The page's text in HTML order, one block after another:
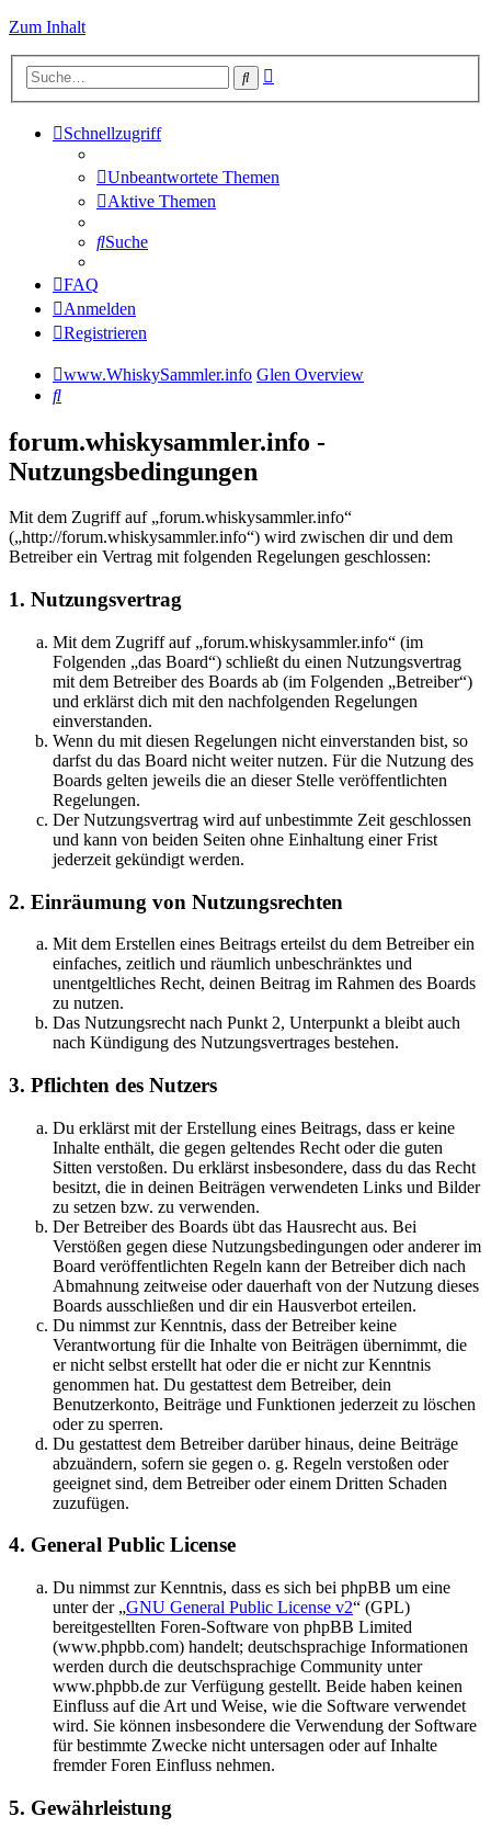
Zum Inhalt
Suche
Schnellzugriff
Unbeantwortete Themen
Aktive Themen
Suche
FAQ
Anmelden
Registrieren
www.WhiskySammler.info Glen Overview
Suche
forum.whiskysammler.info -
Nutzungsbedingungen
Mit dem Zugriff auf „forum.whiskysammler.info“
(„http://forum.whiskysammler.info“) wird zwischen dir und dem
Betreiber ein Vertrag mit folgenden Regelungen geschlossen:
1. Nutzungsvertrag
Mit dem Zugriff auf „forum.whiskysammler.info“ (im
Folgenden „das Board“) schließt du einen Nutzungsvertrag
mit dem Betreiber des Boards ab (im Folgenden „Betreiber“)
und erklärst dich mit den nachfolgenden Regelungen
einverstanden.
Wenn du mit diesen Regelungen nicht einverstanden bist, so
darfst du das Board nicht weiter nutzen. Für die Nutzung des
Boards gelten jeweils die an dieser Stelle veröffentlichten
Regelungen.
Der Nutzungsvertrag wird auf unbestimmte Zeit geschlossen
und kann von beiden Seiten ohne Einhaltung einer Frist
jederzeit gekündigt werden.
2. Einräumung von Nutzungsrechten
Mit dem Erstellen eines Beitrags erteilst du dem Betreiber ein
einfaches, zeitlich und räumlich unbeschränktes und
unentgeltliches Recht, deinen Beitrag im Rahmen des Boards
zu nutzen.
Das Nutzungsrecht nach Punkt 2, Unterpunkt a bleibt auch
nach Kündigung des Nutzungsvertrages bestehen.
3. Pflichten des Nutzers
Du erklärst mit der Erstellung eines Beitrags, dass er keine
Inhalte enthält, die gegen geltendes Recht oder die guten
Sitten verstoßen. Du erklärst insbesondere, dass du das Recht
besitzt, die in deinen Beiträgen verwendeten Links und Bilder
zu setzen bzw. zu verwenden.
Der Betreiber des Boards übt das Hausrecht aus. Bei
Verstößen gegen diese Nutzungsbedingungen oder anderer im
Board veröffentlichten Regeln kann der Betreiber dich nach
Abmahnung zeitweise oder dauerhaft von der Nutzung dieses
Boards ausschließen und dir ein Hausverbot erteilen.
Du nimmst zur Kenntnis, dass der Betreiber keine
Verantwortung für die Inhalte von Beiträgen übernimmt, die
er nicht selbst erstellt hat oder die er nicht zur Kenntnis
genommen hat. Du gestattest dem Betreiber, dein
Benutzerkonto, Beiträge und Funktionen jederzeit zu löschen
oder zu sperren.
Du gestattest dem Betreiber darüber hinaus, deine Beiträge
abzuändern, sofern sie gegen o. g. Regeln verstoßen oder
geeignet sind, dem Betreiber oder einem Dritten Schaden
zuzufügen.
4. General Public License
Du nimmst zur Kenntnis, dass es sich bei phpBB um eine
unter der „GNU General Public License v2“ (GPL)
bereitgestellten Foren-Software von phpBB Limited
(www.phpbb.com) handelt; deutschsprachige Informationen
werden durch die deutschsprachige Community unter
www.phpbb.de zur Verfügung gestellt. Beide haben keinen
Einfluss auf die Art und Weise, wie die Software verwendet
wird. Sie können insbesondere die Verwendung der Software
für bestimmte Zwecke nicht untersagen oder auf Inhalte
fremder Foren Einfluss nehmen.
5. Gewährleistung